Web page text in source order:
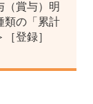
（賞与）明
類の「累計
登録］